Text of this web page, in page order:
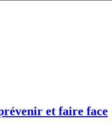
et faire face